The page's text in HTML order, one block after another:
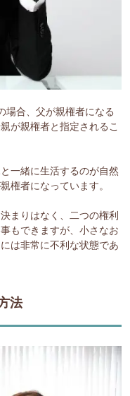
場合、父が親権者になる
が親権者と指定されるこ
一緒に生活するのが自然
権者になっています。
まりはなく、二つの権利
もできますが、小さなお
は非常に不利な状態であ
法